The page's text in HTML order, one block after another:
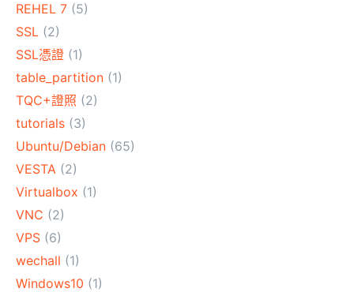
REHEL 7 (5)
SSL (2)
SSL憑證 (1)
table_partition (1)
TQC+證照 (2)
tutorials (3)
Ubuntu/Debian (65)
VESTA (2)
Virtualbox (1)
VNC (2)
VPS (6)
wechall (1)
Windows10 (1)